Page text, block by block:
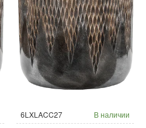
6LXLACC27 В наличии